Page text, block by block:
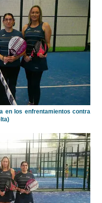
en los enfrentamientos contra